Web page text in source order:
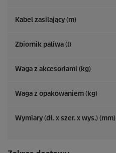
Kabel zasilający (m)
Zbiornik paliwa (l)
Waga z akcesoriami (kg)
Waga z opakowaniem (kg)
Wymiary (dł. x szer. x wys.) (mm)